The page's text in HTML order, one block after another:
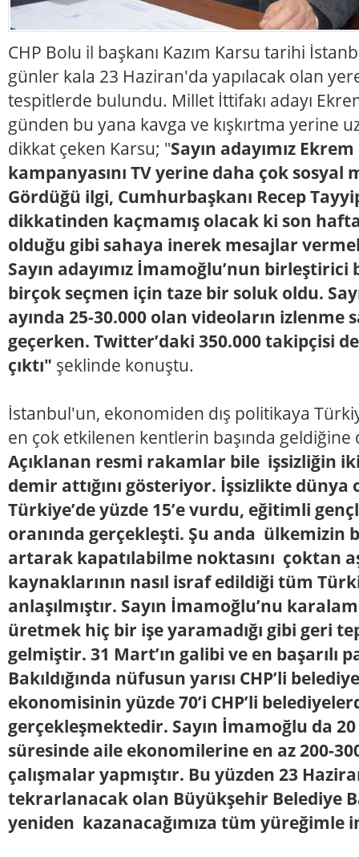
CHP Bolu il başkanı Kazım Karsu tarihi
günler kala 23 Haziran'da yapılacak olan
tespitlerde bulundu. Millet İttifakı adayı
günden bu yana kavga ve kışkırtma yerine
dikkat çeken Karsu; "Sayın adayımız
kampanyasını TV yerine daha çok
Gördüğü ilgi, Cumhurbaşkanı Recep
dikkatinden kaçmamış olacak ki son
olduğu gibi sahaya inerek mesajlar
Sayın adayımız İmamoğlu’nun
birçok seçmen için taze bir soluk oldu.
ayında 25-30.000 olan videoların izlenme
geçerken. Twitter’daki 350.000 takipçisi
çıktı" şeklinde konuştu.
İstanbul'un, ekonomiden dış politikaya
en çok etkilenen kentlerin başında geldiğine
Açıklanan resmi rakamlar bile işsizliğin
demir attığını gösteriyor. İşsizlikte dünya
Türkiye’de yüzde 15’e vurdu, eğitimli
oranında gerçekleşti. Şu anda ülkemizin
artarak kapatılabilme noktasını çoktan
kaynaklarının nasıl israf edildiği tüm
anlaşılmıştır. Sayın İmamoğlu’nu
üretmek hiç bir işe yaramadığı gibi geri
gelmiştir. 31 Mart’ın galibi ve en başarılı
Bakıldığında nüfusun yarısı CHP’li
ekonomisinin yüzde 70’i CHP’li
gerçekleşmektedir. Sayın İmamoğlu da
süresinde aile ekonomilerine en az 200-
çalışmalar yapmıştır. Bu yüzden 23
tekrarlanacak olan Büyükşehir Belediye
yeniden kazanacağımıza tüm yüreğimle